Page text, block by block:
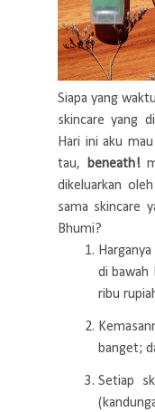
Siapa yang
skincare yang
Hari ini aku
tau,
beneath!
dikeluarkan
sama skincare
Bhumi?
di bawah
ribu
banget;
Setiap